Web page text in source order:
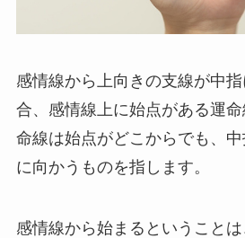
感情線から上向きの支線が中
合、感情線上に始点がある運
命線は始点がどこからでも、
に向かうものを指します。
感情線から始まるということ